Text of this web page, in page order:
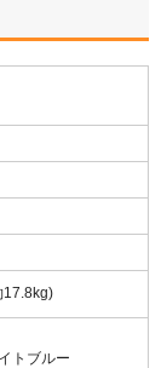
17.8kg)
トブルー